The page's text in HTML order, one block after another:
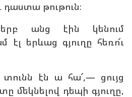
դաստա թութուն։
անց էին կենում
երևաց գյուղը հեռո՜ւ
էն ա հա՜,— ցույց
մեկնելով դեպի գյուղը,